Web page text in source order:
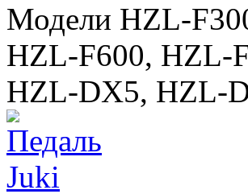
Модели HZL-
HZL-F600, HZL-
HZL-DX5, HZL-